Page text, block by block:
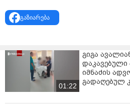
„კოალიცია ცვლილებისთვის“
ნიკა გვარამია სოციალურ ქსელში
„ანრი ოხანაშვილი სახელმწიფო
საქმეს რომ დაიწყებს, ამას წყალი
საინტერესო ისაა, ამისთვის
გაზიარება
01:22
გიგა
იმნაძის
გადაღებულ